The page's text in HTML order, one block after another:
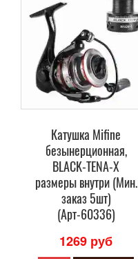
Катушка Mifine
безынерционная,
BLACK-TENA-X
размеры внутри (Мин.
заказ 5шт)
(Арт-60336)
1269 руб